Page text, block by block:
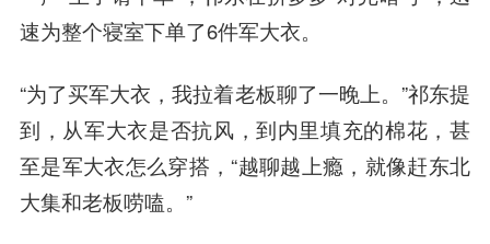
速为整个寝室下单了6件军大衣。
“为了买军大衣，我拉着老板聊了一晚上。”祁东提
到，从军大衣是否抗风，到内里填充的棉花，甚
至是军大衣怎么穿搭，“越聊越上瘾，就像赶东北
大集和老板唠嗑。”